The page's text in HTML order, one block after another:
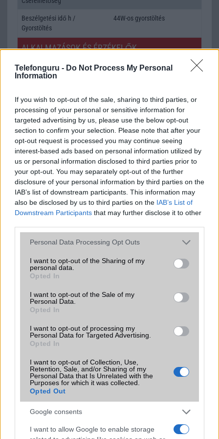
Telefonguru - Do Not Process My Personal
Information
If you wish to opt-out of the sale, sharing to third parties, or
processing of your personal or sensitive information for
targeted advertising by us, please use the below opt-out
section to confirm your selection. Please note that after your
opt-out request is processed you may continue seeing
interest-based ads based on personal information utilized by
us or personal information disclosed to third parties prior to
your opt-out. You may separately opt-out of the further
disclosure of your personal information by third parties on the
IAB’s list of downstream participants. This information may
also be disclosed by us to third parties on the IAB’s List of
Downstream Participants that may further disclose it to other
Please note that this website/app uses one or more Google
not limited to your visit or usage behaviour. You may click to
grant or deny consent to Google and its third-party tags to
use your data for below specified purposes in below Google
consent section.
Personal Data Processing Opt Outs
I want to opt-out of the Sharing of my
personal data.
Opted In
I want to opt-out of the Sale of my
Personal Data.
Opted In
I want to opt-out of processing my
Personal Data for Targeted Advertising.
Opted In
I want to opt-out of Collection, Use,
Retention, Sale, and/or Sharing of my
Personal Data that Is Unrelated with the
Purposes for which it was collected.
Opted Out
Google consents
I want to allow Google to enable storage
Beszélgetési idő h /
Gyorstöltés
44W-os gyorstöltés
ALKALMAZÁSOK ÉS ÉRZÉKELŐK
Java Nincs
SNS integráció alap szolgáltatás
Organizer alap szolgáltatás
T9 szótár alkalmazás független szótár
Office alkalmazások alap szolgáltatás
Iránytũ ecompass
Extrák 24-bit/192kHz audio
EGYÉB
Vibra jelzés alap szolgáltatás
SIM típus nanoSIM
SIM-ek száma 2
Flight mode
Terület Globális
Brand
SE - egy adott kereskedelmi
Védelem IP54
Limited Edition